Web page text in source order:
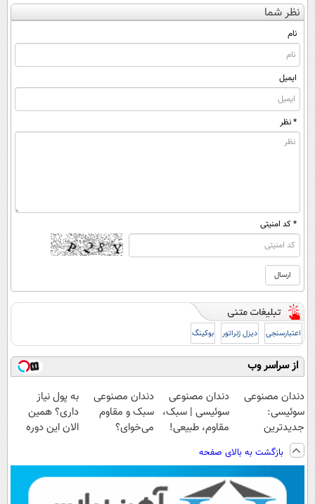
(◀پرسش‌نامه)
نظر شما
نام
ایمیل
* نظر
* کد امنیتی
اعتبارسنجی دیزل ژنراتور بوکینگ
از سراسر وب
دندان مصنوعی
سوئیسی:
جدیدترین
فناوری اروپا،
سبک و مقاوم |
پرداخت قسطی
دندان مصنوعی
سوئیسی | سبک،
مقاوم، طبیعی!
رایگان+پرداخت
اقساطی😍
دندان مصنوعی
سبک و مقاوم
می‌خوای؟
📍تهران
به پول نیاز
داری؟ همین
الان این دوره
بازگشت به بالای صفحه